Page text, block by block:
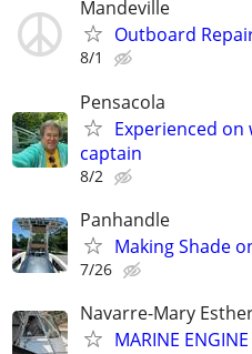
Mandeville
Outboard
8/1
Pensacola
Experienced
captain
8/2
Panhandle
Making Shade
7/26
Navarre-Mary
MARINE ENGINE